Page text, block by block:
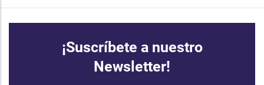
¡Suscríbete a nuestro
Newsletter!